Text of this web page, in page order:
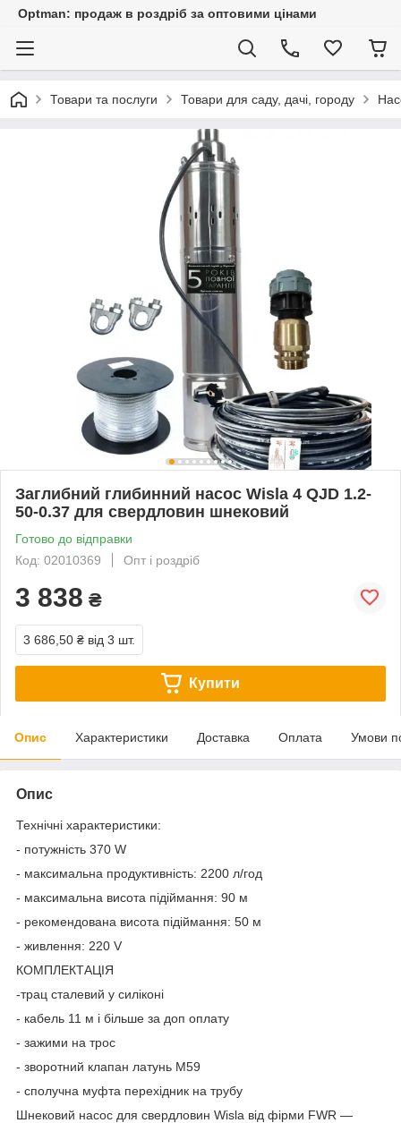
Optman: продаж в роздріб за оптовими цінами
Товари та послуги Товари для саду, дачі, городу
Заглибний глибинний насос Wisla 4 QJD 1.2-
50-0.37 для свердловин шнековий
Готово до відправки
Код: 02010369
Опт і роздріб
3 838 ₴
3 686,50 ₴ від 3 шт.
Купити
Опис Характеристики Доставка Оплата Умови
Опис
Технічні характеристики:
- потужність 370 W
- максимальна продуктивність: 2200 л/год
- максимальна висота підіймання: 90 м
- рекомендована висота підіймання: 50 м
- живлення: 220 V
КОМПЛЕКТАЦІЯ
-трац сталевий у силіконі
- кабель 11 м і більше за доп оплату
- зажими на трос
- зворотний клапан латунь М59
- сполучна муфта перехідник на трубу
Шнековий насос для свердловин Wisla від фірми FWR —